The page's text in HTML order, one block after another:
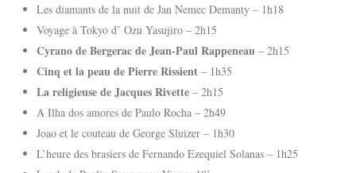
Les diamants de la nuit de Jan Nemec Demanty – 1h18
Voyage à Tokyo d’ Ozu Yasujiro – 2h15
Cyrano de Bergerac de Jean-Paul Rappeneau – 2h15
Cinq et la peau de Pierre Rissient – 1h35
La religieuse de Jacques Rivette – 2h15
A Ilha dos amores de Paulo Rocha – 2h49
Joao et le couteau de George Sluizer – 1h30
L’heure des brasiers de Fernando Ezequiel Solanas – 1h25